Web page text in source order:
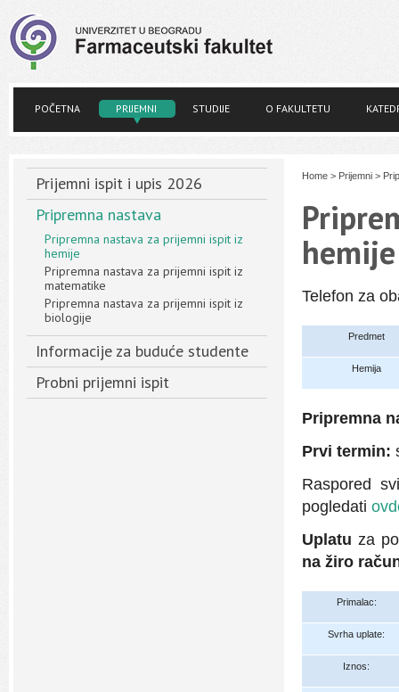
POČETNA PRIJEMNI STUDIJE O FAKULTETU
Prijemni ispit i upis 2026
Pripremna nastava
Pripremna nastava za prijemni ispit iz
hemije
Pripremna nastava za prijemni ispit iz
matematike
Pripremna nastava za prijemni ispit iz
biologije
Informacije za buduće studente
Probni prijemni ispit
Home > Prijemni >
hemije
Telefon za
Predmet
Hemija
Pripremna
Prvi termin:
Raspored
pogledati
Uplatu za
na žiro
Primalac:
Svrha uplate:
Iznos: